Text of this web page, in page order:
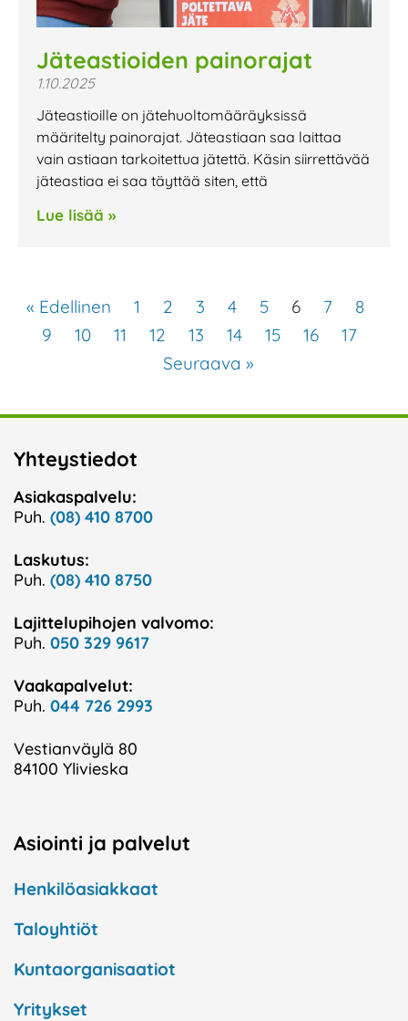
Jäteastioiden painorajat
1.10.2025
Jäteastioille on jätehuoltomääräyksissä
määritelty painorajat. Jäteastiaan saa laittaa
vain astiaan tarkoitettua jätettä. Käsin siirrettävää
jäteastiaa ei saa täyttää siten, että
Lue lisää »
« Edellinen 1 2 3 4 5 6 7
8
9
10 11 12 13 14 15 16
17
Seuraava »
Yhteystiedot
Asiakaspalvelu:
Puh. (08) 410 8700
Laskutus:
Puh. (08) 410 8750
Lajittelupihojen valvomo:
Puh. 050 329 9617
Vaakapalvelut:
Puh. 044 726 2993
Vestianväylä 80
84100 Ylivieska
Asiointi ja palvelut
Henkilöasiakkaat
Taloyhtiöt
Kuntaorganisaatiot
Yritykset